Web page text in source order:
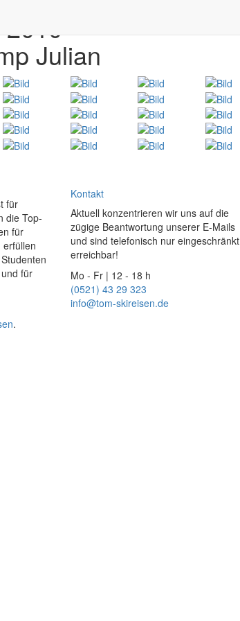
Julian
für
die Top-
für
erfüllen
für
Kontakt
Aktuell konzentrieren wir uns auf die
zügige Beantwortung unserer E-Mails
und sind telefonisch nur eingeschränkt
erreichbar!
Mo - Fr | 12 - 18 h
(0521) 43 29 323
info@tom-skireisen.de
.